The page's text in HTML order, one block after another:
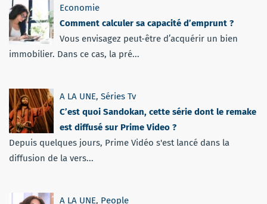
Economie
Comment calculer sa capacité d’emprunt ?
Vous envisagez peut-être d’acquérir un bien
immobilier. Dans ce cas, la pré...
A LA UNE, Séries Tv
C’est quoi Sandokan, cette série dont le remake
est diffusé sur Prime Video ?
Depuis quelques jours, Prime Vidéo s'est lancé dans la
diffusion de la vers...
A LA UNE, People